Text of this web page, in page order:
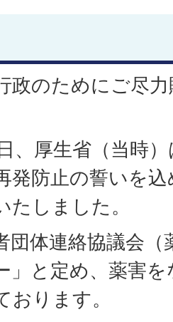
政のためにご尽
、厚生省（当時
発防止の誓いを
たしました。
団体連絡協議会
」と定め、薬害
おります。